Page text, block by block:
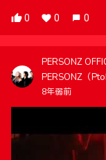
0 0 0
PERSONZ
PERSONZ（
8年弱前